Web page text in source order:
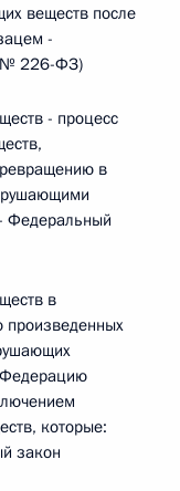
веществ после
-
№ 226-ФЗ)
- процесс
в
Федеральный
в
произведенных
Федерацию
которые:
закон